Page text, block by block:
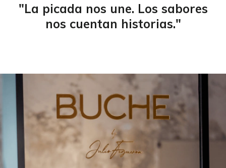
"La picada nos une. Los sabores
nos cuentan historias."